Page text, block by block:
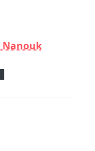
Nanouk